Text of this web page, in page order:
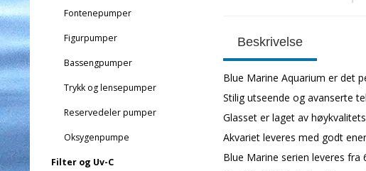
Fontenepumper
Figurpumper
Bassengpumper
Trykk og lensepumper
Reservedeler pumper
Oksygenpumpe
Filter og Uv-C
Beskrivelse
Blue Marine Aquarium er det
Stilig utseende og avanserte
Glasset er laget av
Akvariet leveres med godt
Blue Marine serien leveres fra